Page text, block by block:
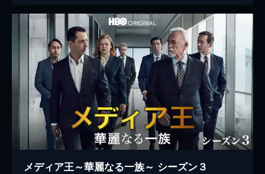
メディア王～華麗なる一族～ シーズン３